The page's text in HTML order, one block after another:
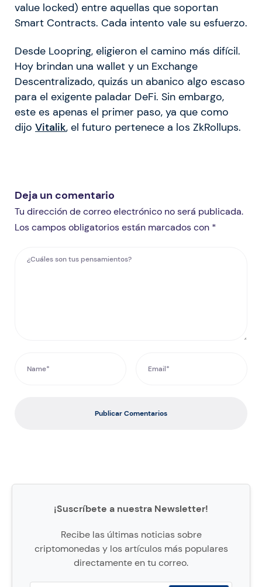
value locked) entre aquellas que soportan
Smart Contracts. Cada intento vale su esfuerzo.
Desde Loopring, eligieron el camino más difícil.
Hoy brindan una wallet y un Exchange
Descentralizado, quizás un abanico algo escaso
para el exigente paladar DeFi. Sin embargo,
este es apenas el primer paso, ya que como
dijo Vitalik, el futuro pertenece a los ZkRollups.
Deja un comentario
Tu dirección de correo electrónico no será publicada.
Los campos obligatorios están marcados con *
Publicar Comentarios
¡Suscríbete a nuestra Newsletter!
Recibe las últimas noticias sobre
criptomonedas y los artículos más populares
directamente en tu correo.